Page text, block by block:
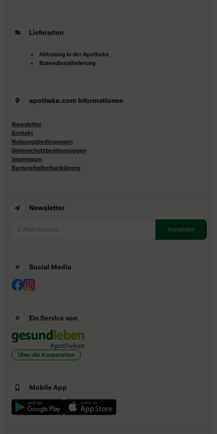
Lieferarten
Abholung in der Apotheke
Botendienstlieferung
apotheke.com Informationen
Newsletter
Kontakt
Nutzungsbedingungen
Datenschutzbestimmungen
Impressum
Barrierefreiheitserklärung
Newsletter
Social Media
Ein Service von
Über die Kooperation
Mobile App